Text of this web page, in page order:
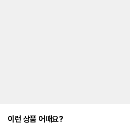
이런 상품 어때요?